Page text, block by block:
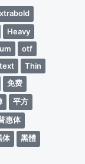
Heavy
otf
text
Thin
免费
平方
惠体
体 黑體